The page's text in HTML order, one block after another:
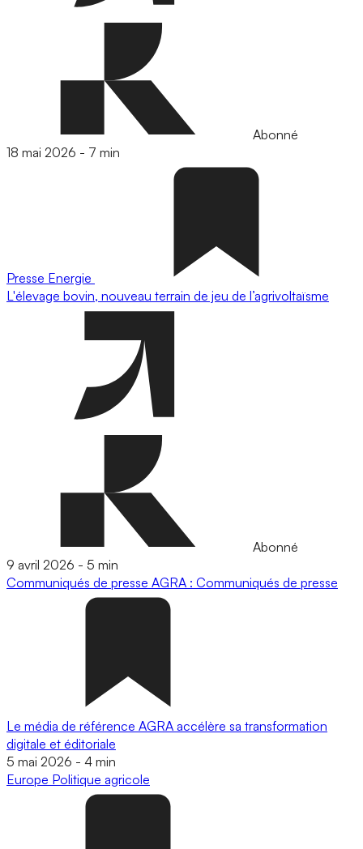
Abonné
18 mai 2026 - 7 min
Presse Energie
L'élevage bovin, nouveau terrain de jeu de l’agrivoltaïsme
Abonné
9 avril 2026 - 5 min
Communiqués de presse AGRA : Communiqués de presse
Le média de référence AGRA accélère sa transformation
digitale et éditoriale
5 mai 2026 - 4 min
Europe Politique agricole